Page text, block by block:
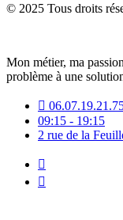
© 2025 Tous droits
Mon métier, ma
problème à une
09:15 - 19:15
2 rue de la